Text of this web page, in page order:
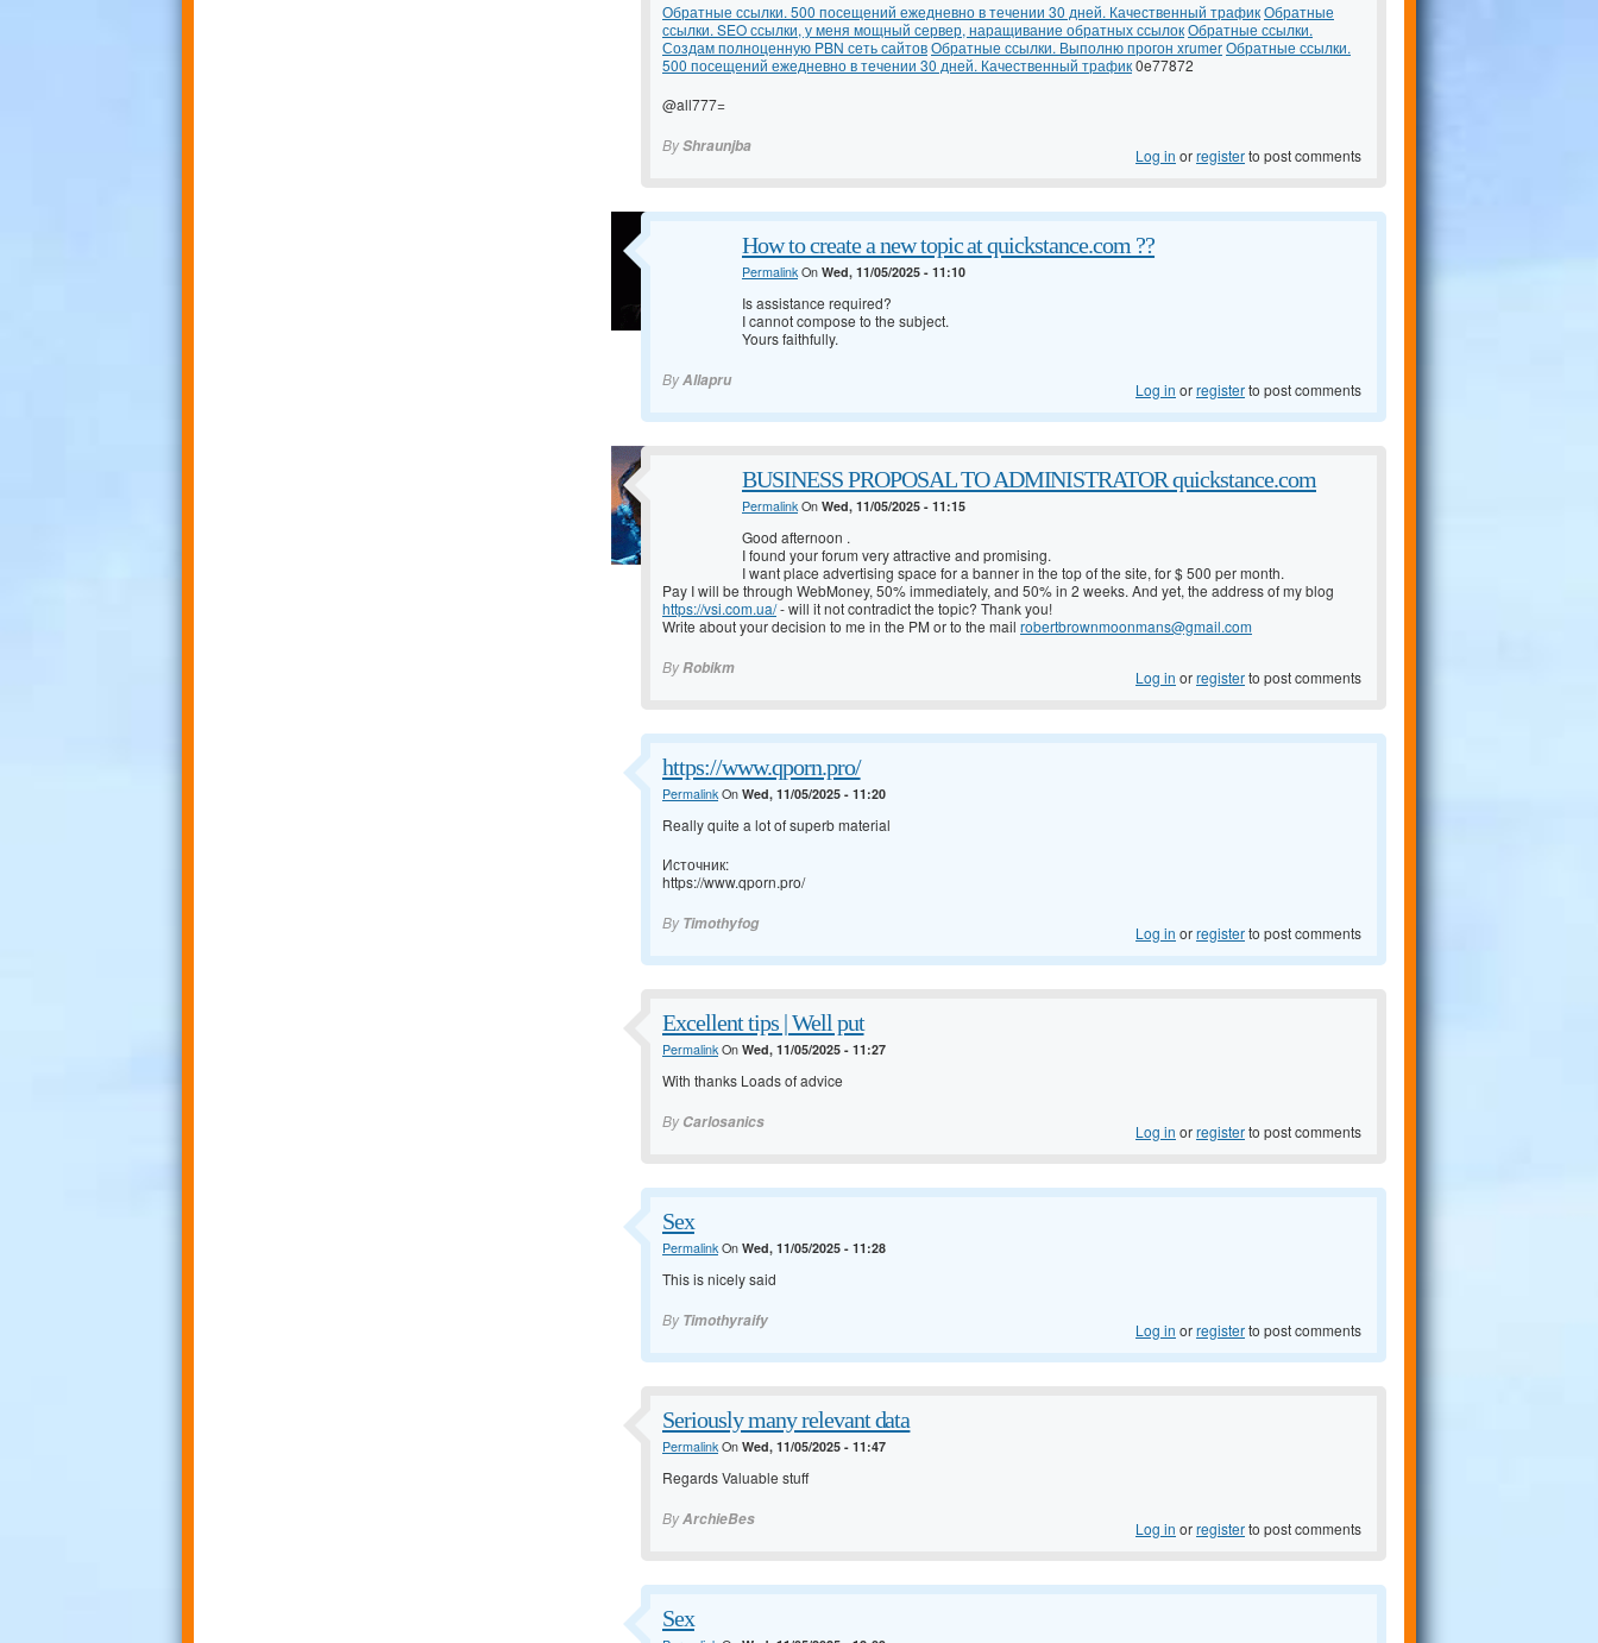
Обратные ссылки. 500 посещений ежедневно в течении 30 дней. Качественный трафикОбратные
ссылки. SEO ссылки, у меня мощный сервер, наращивание обратных ссылокОбратные ссылки.
Создам полноценную PBN сеть сайтовОбратные ссылки. Выполню прогон xrumerОбратные ссылки.
500 посещений ежедневно в течении 30 дней. Качественный трафик0e77872
@all777=
ByShraunjba Log in orregisterto post comments
How to create a new topic at quickstance.com ??
PermalinkOn Wed, 11/05/2025 - 11:10
Is assistance required?
I cannot compose to the subject.
Yours faithfully.
ByAllapru Log in orregisterto post comments
BUSINESS PROPOSAL TO ADMINISTRATOR quickstance.com
PermalinkOn Wed, 11/05/2025 - 11:15
Good afternoon .
I found your forum very attractive and promising.
I want place advertising space for a banner in the top of the site, for $ 500 per month.
Pay I will be through WebMoney, 50% immediately, and 50% in 2 weeks. And yet, the address of my blog
https://vsi.com.ua/- will it not contradict the topic? Thank you!
Write about your decision to me in the PM or to the mail robertbrownmoonmans@gmail.com
ByRobikm Log in orregisterto post comments
https://www.qporn.pro/
PermalinkOn Wed, 11/05/2025 - 11:20
Really quite a lot of superb material
Источник:
https://www.qporn.pro/
By Timothyfog Log in orregisterto post comments
Excellent tips | Well put
PermalinkOn Wed, 11/05/2025 - 11:27
With thanks Loads of advice
By Carlosanics Log in orregisterto post comments
Sex
PermalinkOn Wed, 11/05/2025 - 11:28
This is nicely said
By Timothyraify Log in orregisterto post comments
Seriously many relevant data
PermalinkOn Wed, 11/05/2025 - 11:47
Regards Valuable stuff
ByArchieBes Log in orregisterto post comments
Sex